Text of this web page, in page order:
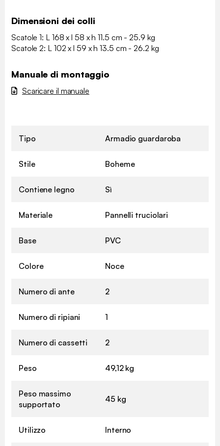
Dimensioni dei colli
Scatole 1: L 168 x l 58 x h 11.5 cm - 25.9 kg
Scatole 2: L 102 x l 59 x h 13.5 cm - 26.2 kg
Manuale di montaggio
Scaricare il manuale
Tipo Armadio guardaroba
Stile Boheme
Contiene legno Sì
Materiale Pannelli truciolari
Base PVC
Colore Noce
Numero di ante 2
Numero di ripiani 1
Numero di cassetti 2
Peso 49,12 kg
Peso massimo
supportato
45 kg
Utilizzo Interno